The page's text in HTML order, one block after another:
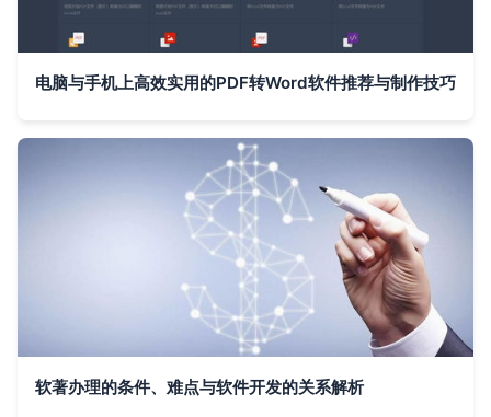
电脑与手机上高效实用的PDF转Word软件推荐与制作技巧
软著办理的条件、难点与软件开发的关系解析